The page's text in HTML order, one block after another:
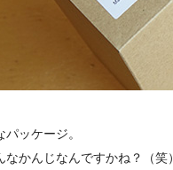
ッケージ。
かんじなんですかね？（笑）